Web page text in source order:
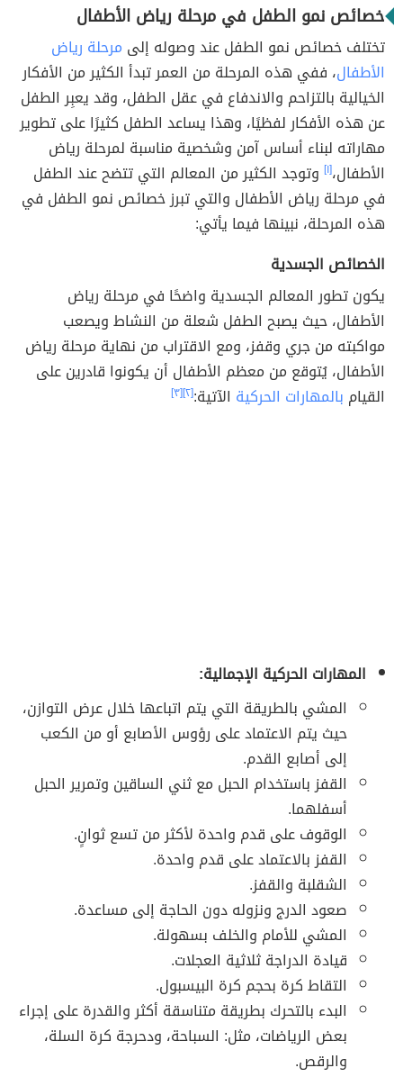
خصائص نمو الطفل في مرحلة رياض الأطفال
تختلف خصائص نمو الطفل عند وصوله إلى مرحلة رياض
الأطفال، ففي هذه المرحلة من العمر تبدأ الكثير من الأفكار
الخيالية بالتزاحم والاندفاع في عقل الطفل، وقد يعبِر الطفل
عن هذه الأفكار لفظيًا، وهذا يساعد الطفل كثيرًا على تطوير
مهاراته لبناء أساس آمن وشخصية مناسبة لمرحلة رياض
الأطفال،[١] وتوجد الكثير من المعالم التي تتضح عند الطفل
في مرحلة رياض الأطفال والتي تبرز خصائص نمو الطفل في
هذه المرحلة، نبينها فيما يأتي:
الخصائص الجسدية
يكون تطور المعالم الجسدية واضحًا في مرحلة رياض
الأطفال، حيث يصبح الطفل شعلة من النشاط ويصعب
مواكبته من جري وقفز، ومع الاقتراب من نهاية مرحلة رياض
الأطفال، يُتوقع من معظم الأطفال أن يكونوا قادرين على
القيام بالمهارات الحركية الآتية:[٢] [٣]
المهارات الحركية الإجمالية:
المشي بالطريقة التي يتم اتباعها خلال عرض التوازن،
حيث يتم الاعتماد على رؤوس الأصابع أو من الكعب
إلى أصابع القدم.
القفز باستخدام الحبل مع ثني الساقين وتمرير الحبل
أسفلهما.
الوقوف على قدم واحدة لأكثر من تسع ثوانٍ.
القفز بالاعتماد على قدم واحدة.
الشقلبة والقفز.
صعود الدرج ونزوله دون الحاجة إلى مساعدة.
المشي للأمام والخلف بسهولة.
قيادة الدراجة ثلاثية العجلات.
التقاط كرة بحجم كرة البيسبول.
البدء بالتحرك بطريقة متناسقة أكثر والقدرة على إجراء
بعض الرياضات، مثل: السباحة، ودحرجة كرة السلة،
والرقص.